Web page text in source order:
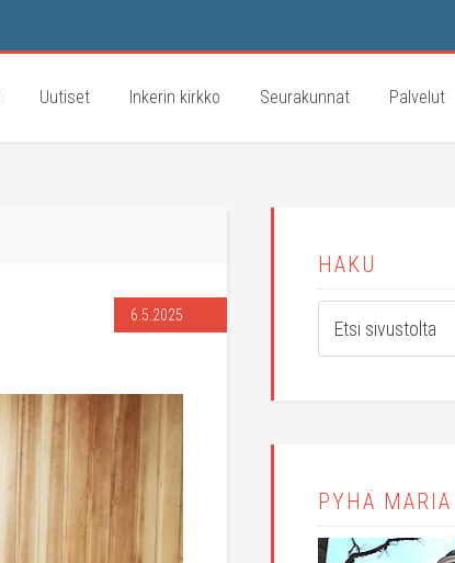
Uutiset Inkerin kirkko Seurakunnat Palvelut
6.5.2025
HAKU
PYHÄ MARIA